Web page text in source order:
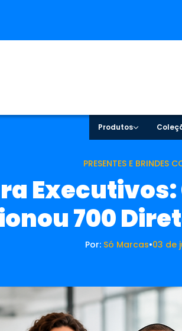
Produtos
PRESENTES E BRINDES
700
Por: Só Marcas•03 de